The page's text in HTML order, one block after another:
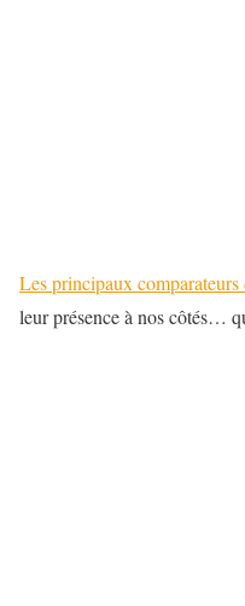
Les principaux comparateurs
leur présence à nos côtés…